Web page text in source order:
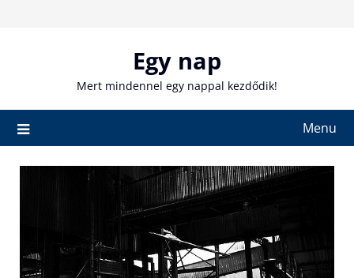
Egy nap
Mert mindennel egy nappal kezdődik!
Menu